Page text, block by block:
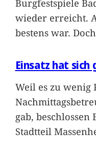
Burgfestspiele
wieder erreicht.
bestens war.
Einsatz hat sich
Weil es zu wenig
gab,
Stadtteil